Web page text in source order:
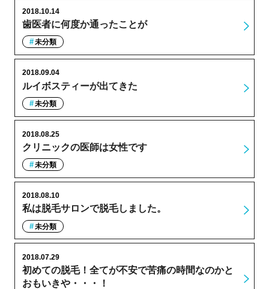
歯医者に何度か通ったことが
2018.10.14
未分類
ルイボスティーが出てきた
2018.09.04
未分類
クリニックの医師は女性です
2018.08.25
未分類
私は脱毛サロンで脱毛しました。
2018.08.10
未分類
初めての脱毛！全てが不安で苦痛の時間なのかと
おもいきや・・・！
2018.07.29